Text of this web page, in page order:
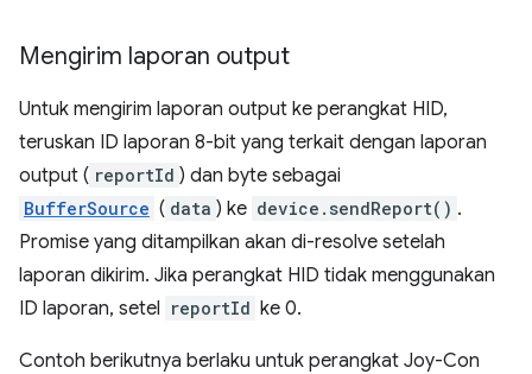
Mengirim laporan output
Untuk mengirim laporan output ke perangkat HID,
teruskan ID laporan 8-bit yang terkait dengan laporan
output ( reportId ) dan byte sebagai
BufferSource ( data ) ke device.sendReport() .
Promise yang ditampilkan akan di-resolve setelah
laporan dikirim. Jika perangkat HID tidak menggunakan
ID laporan, setel reportId ke 0.
Contoh berikutnya berlaku untuk perangkat Joy-Con